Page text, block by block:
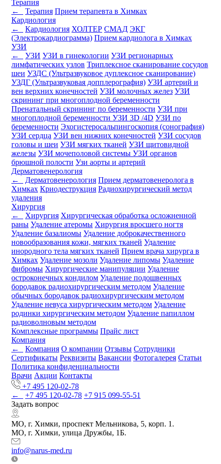
Терапия
←
Терапия Прием терапевта в Химках
Кардиология
←
Кардиология ХОЛТЕР СМАД ЭКГ
(Электрокардиограмма) Прием кардиолога в Химках
УЗИ
←
УЗИ УЗИ в гинекологии УЗИ регионарных
лимфатических узлов Триплексное сканирование сосудов
шеи УЗДС (Ультразвуковое дуплексное сканирование)
УЗДГ (Ультразвуковая допплерография) УЗИ артерий и
вен верхних конечностей УЗИ молочных желез УЗИ
скрининг при многоплодной беременности
Пренатальный скрининг по беременности УЗИ при
многоплодной беременности УЗИ 3D /4D УЗИ по
беременности Эхогистеросальпингоскопия (сонография)
УЗИ сердца УЗИ вен нижних конечностей УЗИ сосудов
головы и шеи УЗИ мягких тканей УЗИ щитовидной
железы УЗИ мочеполовой системы УЗИ органов
брюшной полости Узи аорты и артерий
Дерматовенерология
←
Дерматовенерология Прием дерматовенеролога в
Химках Криодеструкция Радиохирургический метод
удаления
Хирургия
←
Хирургия Хирургическая обработка осложненной
раны Удаление атеромы Хирургия вросшего ногтя
Удаление базалиомы Удаление доброкачественного
новообразования кожи, мягких тканей Удаление
инородного тела мягких тканей Прием врача хирурга в
Химках Удаление мозоли Удаление липомы Удаление
фибромы Хирургические манипуляции Удаление
остроконечных кондилом Удаление подошвенных
бородавок радиохирургическим методом Удаление
обычных бородавок радиохирургическим методом
Удаление невуса хирургическим методом Удаление
родинки хирургическим методом Удаление папиллом
радиоволновым методом
Комплексные программы Прайс лист
Компания
←
Компания О компании Отзывы Сотрудники
Сертификаты Реквизиты Вакансии Фотогалерея Статьи
Политика конфиденциальности
Врачи Акции Контакты
+7 495 120-02-78
←
+7 495 120-02-78 +7 915 099-55-51
Задать вопрос
МО, г. Химки, проспект Мельникова, 5, корп. 1.
МО, г. Химки, улица Дружбы, 1Б.
info@narus-med.ru